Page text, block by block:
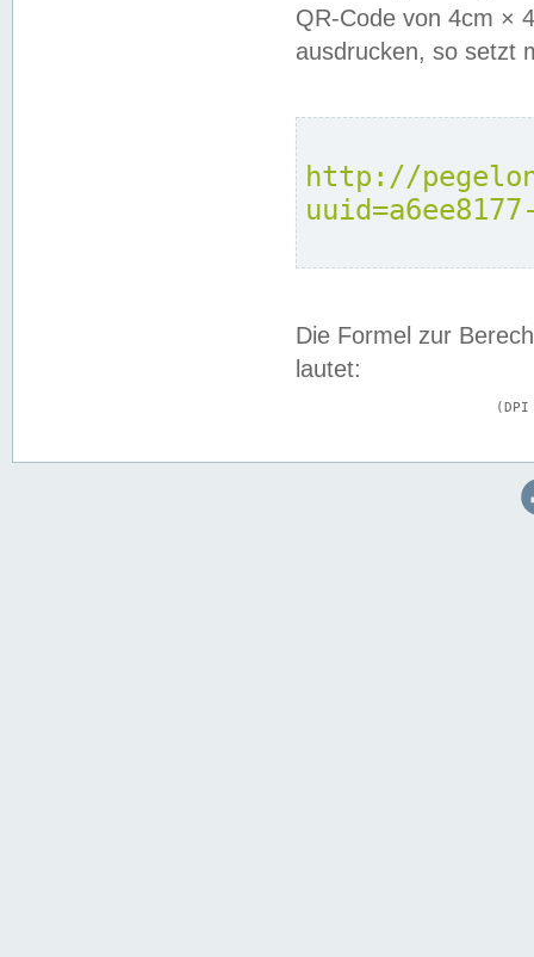
QR-Code von 4cm ×
ausdrucken, so setzt
http://
Die Formel zur
lautet: